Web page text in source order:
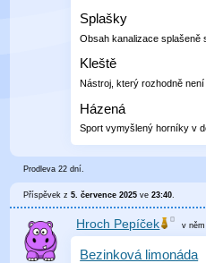
Splašky
Obsah kanalizace splašeně
Kleště
Nástroj, který rozhodně
Házená
Sport vymyšlený horníky v
Prodleva 22 dní.
Příspěvek z5. července 2025 ve23:40.
Hroch Pepíček v
Bezinková limonáda